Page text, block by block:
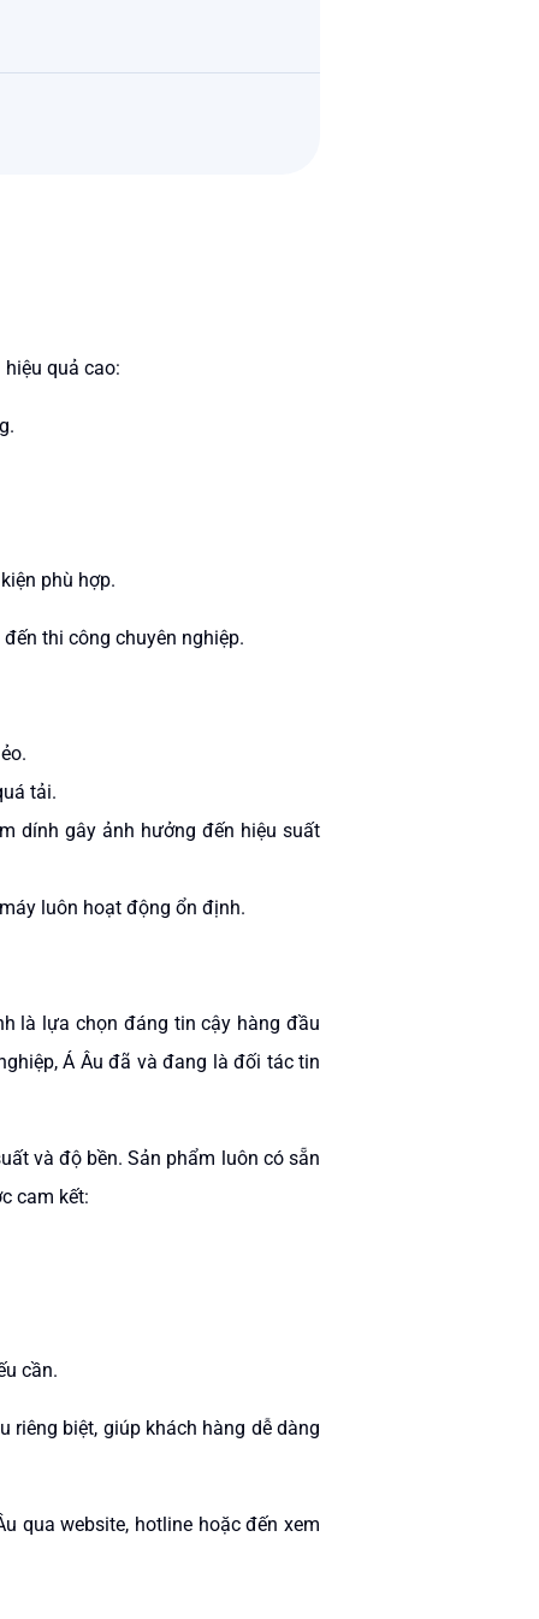
quả cao:
phù hợp.
thi công chuyên nghiệp.
tải.​
dính gây ảnh hưởng đến hiệu suất
luôn hoạt động ổn định.
là lựa chọn đáng tin cậy hàng đầu
Á Âu đã và đang là đối tác tin
và độ bền. Sản phẩm luôn có sẵn
cam kết:
cần.
riêng biệt, giúp khách hàng dễ dàng
qua website, hotline hoặc đến xem